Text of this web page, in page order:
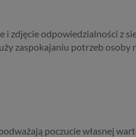
i zdjęcie odpowiedzialności z
zaspokajaniu potrzeb osoby
poczucie własnej